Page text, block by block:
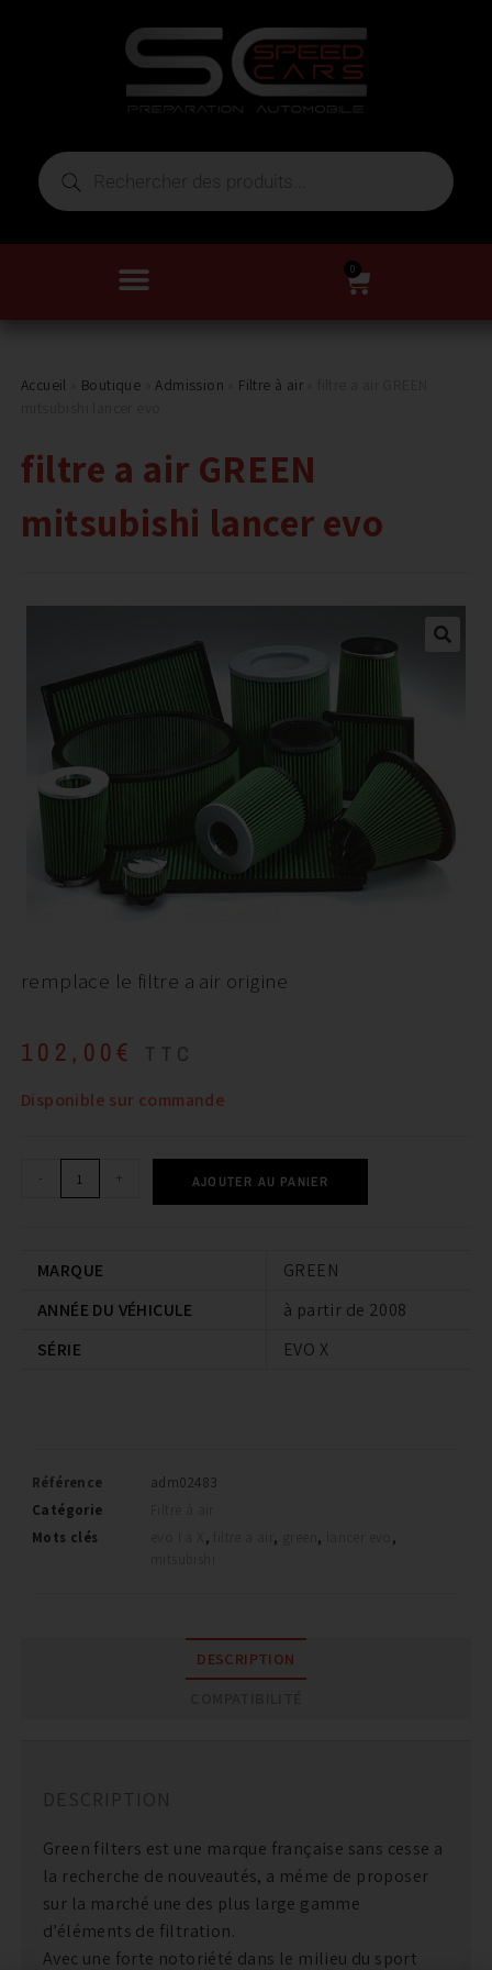
0
Accueil Boutique »Admission Filtre à air
filtre a air GREEN
mitsubishi lancer evo
remplace le filtre a air origine
102,00 € TTC
Disponible sur commande
- + AJOUTER AU PANIER
MARQUE
GREEN
ANNÉE DU VÉHICULE
à partir de 2008
SÉRIE
EVO X
Référence
adm02483
Catégorie
Mots clés
, , ,
,
DESCRIPTION
DESCRIPTION
Green filters est une marque française sans cesse a
la recherche de nouveautés, a méme de proposer
sur la marché une des plus large gamme
d’éléments de filtration.
Avec une forte notoriété dans le milieu du sport